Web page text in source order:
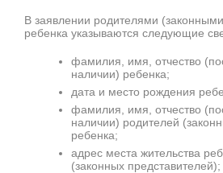
В заявлении родителями
ребенка указываются следующие
фамилия, имя, отчество
наличии) ребенка;
дата и место рождения
фамилия, имя, отчество
наличии) родителей
ребенка;
адрес места жительства
(законных представителей);